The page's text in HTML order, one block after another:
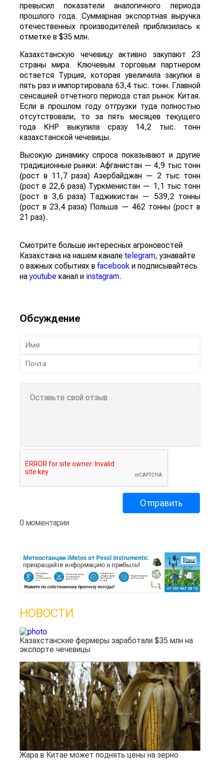
превысил показатели аналогичного периода
прошлого года. Суммарная экспортная выручка
отечественных производителей приблизилась к
отметке в $35 млн.
Казахстанскую чечевицу активно закупают 23
страны мира. Ключевым торговым партнером
остается Турция, которая увеличила закупки в
пять раз и импортировала 63,4 тыс. тонн. Главной
сенсацией отчетного периода стал рынок Китая.
Если в прошлом году отгрузки туда полностью
отсутствовали, то за пять месяцев текущего
года КНР выкупила сразу 14,2 тыс. тонн
казахстанской чечевицы.
Высокую динамику спроса показывают и другие
традиционные рынки: Афганистан — 4,9 тыс тонн
(рост в 11,7 раза) Азербайджан — 2 тыс тонн
(рост в 22,6 раза) Туркменистан — 1,1 тыс тонн
(рост в 3,6 раза) Таджикистан — 539,2 тонны
(рост в 23,4 раза) Польша — 462 тонны (рост в
21 раз).
Смотрите больше интересных агроновостей
Казахстана на нашем канале telegram, узнавайте
о важных событиях в facebook и подписывайтесь
наyoutube канал и instagram.
Обсуждение
0 моментарии
НОВОСТИ
Казахстанские фермеры заработали $35 млн на
экспорте чечевицы
Жара в Китае может поднять цены на зерно